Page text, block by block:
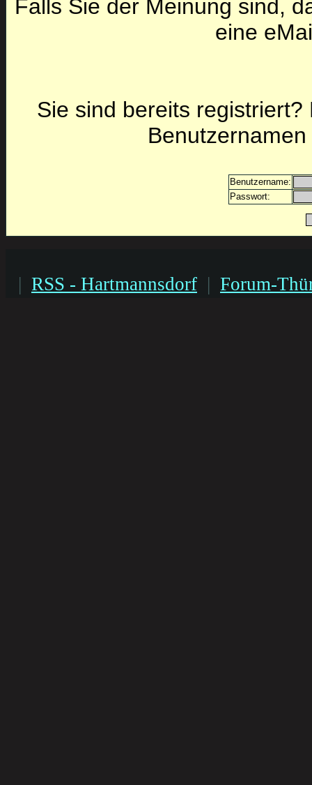
Falls Sie der Meinung sind,
eine
Sie sind bereits
Benutzername:
Passwort:
| RSS - Hartmannsdorf | Forum-